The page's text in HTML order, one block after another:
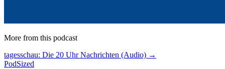
More from this podcast
tagesschau: Die 20 Uhr Nachrichten (Audio) →
PodSized